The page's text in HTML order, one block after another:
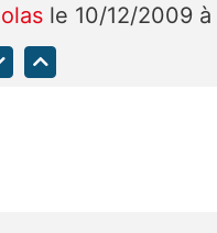
le 10/12/2009 à